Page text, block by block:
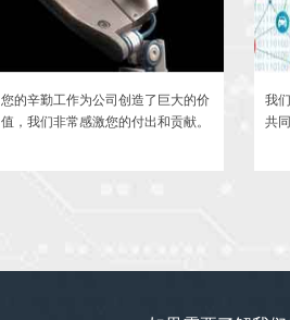
您的辛勤工作为公司创造了巨大的价
值，我们非常感激您的付出和贡献。
我
共